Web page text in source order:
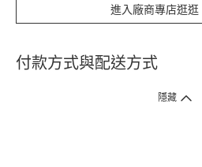
進入廠商專店逛逛
付款方式與配送方式
隱藏